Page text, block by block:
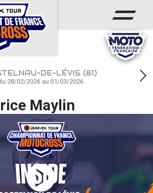
TV
DE-LÉVIS (81)
28/02/2026 au 01/03/2026
Maylin